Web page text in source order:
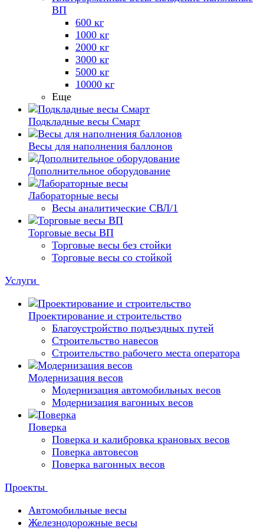
ВП
600 кг
1000 кг
2000 кг
3000 кг
5000 кг
10000 кг
Еще
Подкладные весы Смарт
Весы для наполнения баллонов
Дополнительное оборудование
Лабораторные весы
Весы аналитические СВЛ/1
Торговые весы ВП
Торговые весы без стойки
Торговые весы со стойкой
Услуги
Проектирование и строительство
Благоустройство подъездных путей
Строительство навесов
Строительство рабочего места оператора
Модернизация весов
Модернизация автомобильных весов
Модернизация вагонных весов
Поверка
Поверка и калибровка крановых весов
Поверка автовесов
Поверка вагонных весов
Проекты
Автомобильные весы
Железнодорожные весы